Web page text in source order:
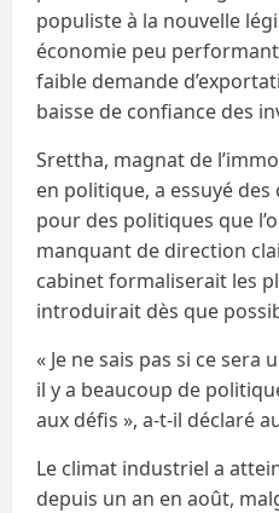
populiste à la nouvelle
économie peu
faible demande
baisse de confiance des
Srettha, magnat de
en politique, a essuyé
pour des politiques que
manquant de direction
cabinet formaliserait les
introduirait dès que
« Je ne sais pas si ce
il y a beaucoup de
aux défis », a-t-il déclaré
Le climat industriel a
depuis un an en août,